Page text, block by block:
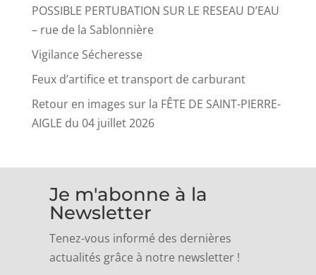
POSSIBLE PERTUBATION SUR LE RESEAU D’EAU
– rue de la Sablonnière
Vigilance Sécheresse
Feux d’artifice et transport de carburant
Retour en images sur la FÊTE DE SAINT-PIERRE-
AIGLE du 04 juillet 2026
Je m'abonne à la
Newsletter
Tenez-vous informé des dernières
actualités grâce à notre newsletter !